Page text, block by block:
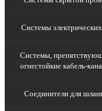
Системы
Системы,
огнестойкие кабель-
Соединители для